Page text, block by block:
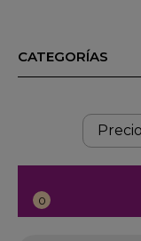
CATEGORÍAS
0